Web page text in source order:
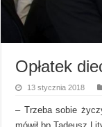
Opłatek
13 stycznia 2018
– Trzeba sobie